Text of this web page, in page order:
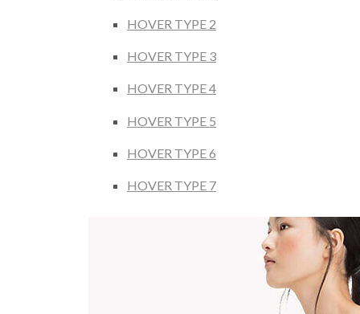
HOVER TYPE 2
HOVER TYPE 3
HOVER TYPE 4
HOVER TYPE 5
HOVER TYPE 6
HOVER TYPE 7